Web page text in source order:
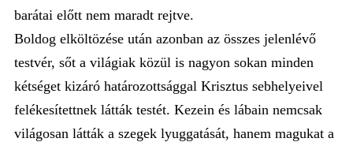
barátai előtt nem maradt rejtve.
Boldog elköltözése után azonban az összes jelenlévő
testvér, sőt a világiak közül is nagyon sokan minden
kétséget kizáró határozottsággal Krisztus sebhelyeivel
felékesítettnek látták testét. Kezein és lábain nemcsak
világosan látták a szegek lyuggatását, hanem magukat a